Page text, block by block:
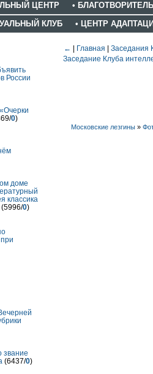
ЦЕНТР
•
КЛУБ
• ЦЕНТР
← Главная
Заседания
Заседание Клуба
Московские лезгины »
России
0)
доме
классика
(5996/0)
звание
(6437/0)